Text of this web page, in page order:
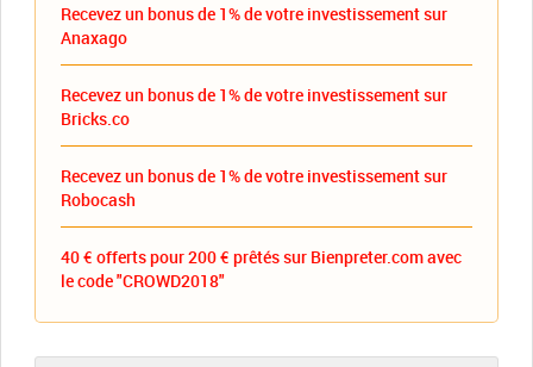
Recevez un bonus de 1% de votre investissement sur
Anaxago
Recevez un bonus de 1% de votre investissement sur
Bricks.co
Recevez un bonus de 1% de votre investissement sur
Robocash
40 € offerts pour 200 € prêtés sur Bienpreter.com avec
le code "CROWD2018"